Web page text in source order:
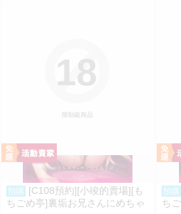
限制級商品
18
預購
[C108預約][小竣的賣場][も
ちごめ亭]裏垢お兄さんにめちゃ
預購
ち